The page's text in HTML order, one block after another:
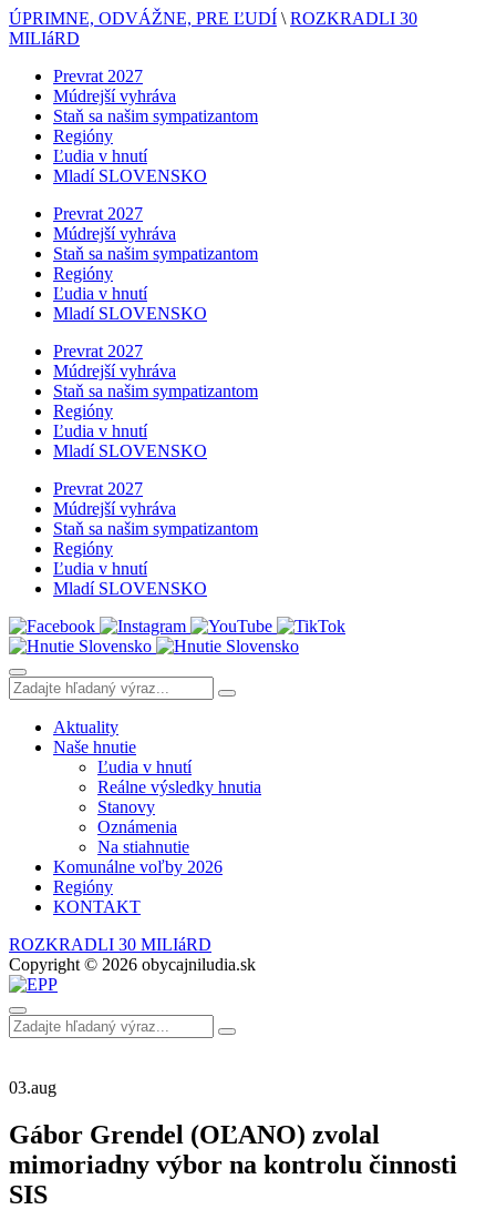
ÚPRIMNE, ODVÁŽNE, PRE ĽUDÍ \ ROZKRADLI 30
MILIáRD
Prevrat 2027
Múdrejší vyhráva
Staň sa našim sympatizantom
Regióny
Ľudia v hnutí
Mladí SLOVENSKO
Prevrat 2027
Múdrejší vyhráva
Staň sa našim sympatizantom
Regióny
Ľudia v hnutí
Mladí SLOVENSKO
Prevrat 2027
Múdrejší vyhráva
Staň sa našim sympatizantom
Regióny
Ľudia v hnutí
Mladí SLOVENSKO
Prevrat 2027
Múdrejší vyhráva
Staň sa našim sympatizantom
Regióny
Ľudia v hnutí
Mladí SLOVENSKO
Aktuality
Naše hnutie
Ľudia v hnutí
Reálne výsledky hnutia
Stanovy
Oznámenia
Na stiahnutie
Komunálne voľby 2026
Regióny
KONTAKT
ROZKRADLI 30 MILIáRD
Copyright © 2026 obycajniludia.sk
03.aug
Gábor Grendel (OĽANO) zvolal
mimoriadny výbor na kontrolu činnosti
SIS